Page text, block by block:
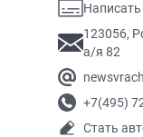
123056,
а/я 82
+7(495)
Стать